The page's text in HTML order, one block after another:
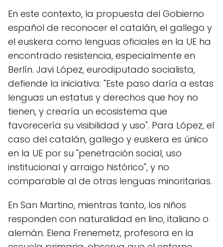
En este contexto, la propuesta del Gobierno
español de reconocer el catalán, el gallego y
el euskera como lenguas oficiales en la UE ha
encontrado resistencia, especialmente en
Berlín. Javi López, eurodiputado socialista,
defiende la iniciativa: "Este paso daría a estas
lenguas un estatus y derechos que hoy no
tienen, y crearía un ecosistema que
favorecería su visibilidad y uso". Para López, el
caso del catalán, gallego y euskera es único
en la UE por su "penetración social, uso
institucional y arraigo histórico", y no
comparable al de otras lenguas minoritarias.
En San Martino, mientras tanto, los niños
responden con naturalidad en lino, italiano o
alemán. Elena Frenemetz, profesora en la